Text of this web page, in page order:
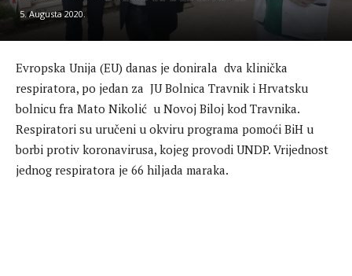
5. Augusta 2020.
Evropska Unija (EU) danas je donirala dva klinička
respiratora, po jedan za JU Bolnica Travnik i Hrvatsku
bolnicu fra Mato Nikolić u Novoj Biloj kod Travnika.
Respiratori su uručeni u okviru programa pomoći BiH u
borbi protiv koronavirusa, kojeg provodi UNDP. Vrijednost
jednog respiratora je 66 hiljada maraka.